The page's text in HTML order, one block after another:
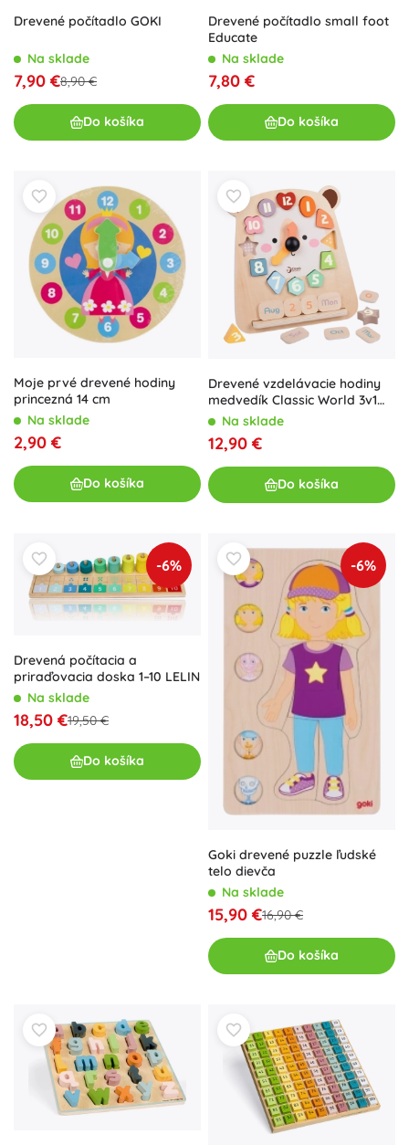
Drevené počítadlo GOKI
Na sklade
7,90 €8,90 €
Do košíka
Drevené počítadlo small foot
Educate
Na sklade
7,80 €
Do košíka
Moje prvé drevené hodiny
princezná 14 cm
Na sklade
2,90 €
Do košíka
Drevené vzdelávacie hodiny
medvedík Classic World 3v1
pre výučbu času, počítania a
Na sklade
12,90 €
Do košíka
-6%
Drevená počítacia a
priraďovacia doska 1–10 LELIN
Na sklade
18,50 €19,50 €
Do košíka
-6%
Goki drevené puzzle ľudské
telo dievča
Na sklade
15,90 €16,90 €
Do košíka